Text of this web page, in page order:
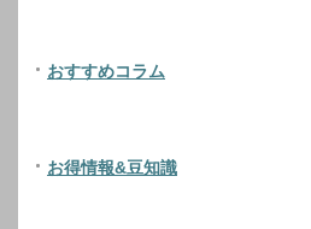
おすすめコラム
お得情報&豆知識